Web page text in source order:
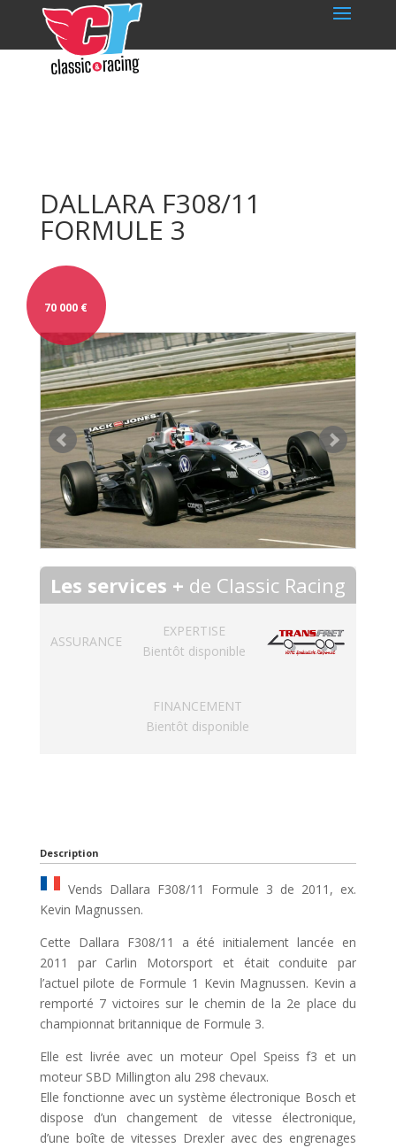
DALLARA F308/11
FORMULE 3
70 000 €
Les services + de Classic Racing
ASSURANCE
EXPERTISE
Bientôt disponible
FINANCEMENT
Bientôt disponible
Description
Vends Dallara F308/11 Formule 3 de 2011, ex.
Kevin Magnussen.
Cette Dallara F308/11 a été initialement lancée en
2011 par Carlin Motorsport et était conduite par
l’actuel pilote de Formule 1 Kevin Magnussen. Kevin a
remporté 7 victoires sur le chemin de la 2e place du
championnat britannique de Formule 3.
Elle est livrée avec un moteur Opel Speiss f3 et un
moteur SBD Millington alu 298 chevaux.
Elle fonctionne avec un système électronique Bosch et
dispose d’un changement de vitesse électronique,
d’une boîte de vitesses Drexler avec des engrenages